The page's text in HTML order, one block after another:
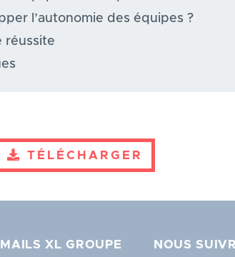
l’autonomie des équipes ?
réussite
TÉLÉCHARGER
XL GROUPE NOUS